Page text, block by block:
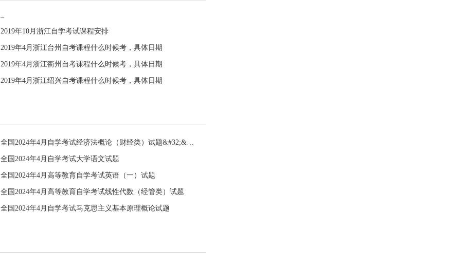
2019年10月浙江自学考试课程安排
2019年4月浙江台州自考课程什么时候考，具体日期
2019年4月浙江衢州自考课程什么时候考，具体日期
2019年4月浙江绍兴自考课程什么时候考，具体日期
全国2024年4月自学考试经济法概论（财经类）试题&#32;&#32;
全国2024年4月自学考试大学语文试题
全国2024年4月高等教育自学考试英语（一）试题
全国2024年4月高等教育自学考试线性代数（经管类）试题
全国2024年4月自学考试马克思主义基本原理概论试题